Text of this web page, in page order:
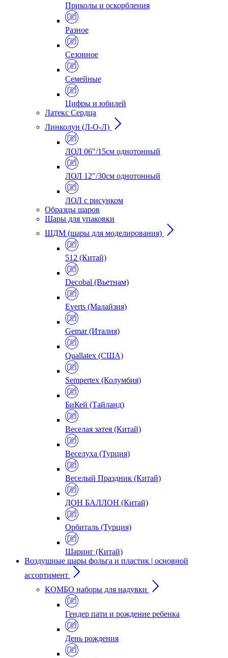
Приколы и оскорбления
Разное
Сезонное
Семейные
Цифры и юбилей
Латекс Сердца
Линколун (Л-О-Л)
ЛОЛ 06"/15см однотонный
ЛОЛ 12"/30см однотонный
ЛОЛ с рисунком
Образцы шаров
Шары для упаковки
ШДМ (шары для моделирования)
512 (Китай)
Decobal (Вьетнам)
Everts (Малайзия)
Gemar (Италия)
Quallatex (США)
Sempertex (Колумбия)
БиКей (Тайланд)
Веселая затея (Китай)
Веселуха (Турция)
Веселый Праздник (Китай)
ДОН БАЛЛОН (Китай)
Орбиталь (Турция)
Шаринг (Китай)
Воздушные шары фольга и пластик | основной
ассортимент
КОМБО наборы для надувки
Гендер пати и рождение ребенка
День рождения